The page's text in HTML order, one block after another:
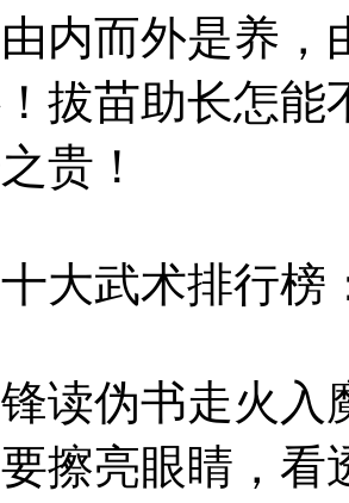
内而外是养，
拔苗助长怎能
贵！
武术排行榜
伪书走火入
擦亮眼睛，